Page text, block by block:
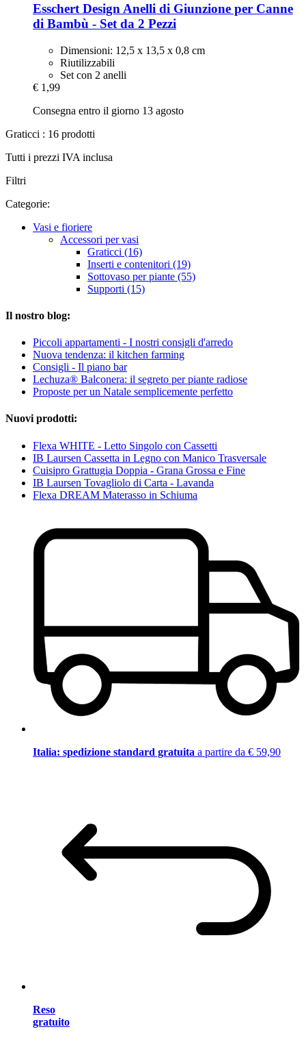
Esschert Design Anelli di Giunzione per Canne
di Bambù -​ Set da 2 Pezzi
Dimensioni: 12,5 x 13,5 x 0,8 cm
Riutilizzabili
Set con 2 anelli
€ 1,99
Consegna entro il giorno 13 agosto
Graticci : 16 prodotti
Tutti i prezzi IVA inclusa
Filtri
Categorie:
Vasi e fioriere
Accessori per vasi
Graticci (16)
Inserti e contenitori (19)
Sottovaso per piante (55)
Supporti (15)
Il nostro blog:
Piccoli appartamenti - I nostri consigli d'arredo
Nuova tendenza: il kitchen farming
Consigli - Il piano bar
Lechuza® Balconera: il segreto per piante radiose
Proposte per un Natale semplicemente perfetto
Nuovi prodotti:
Flexa WHITE - Letto Singolo con Cassetti
IB Laursen Cassetta in Legno con Manico Trasversale
Cuisipro Grattugia Doppia - Grana Grossa e Fine
IB Laursen Tovagliolo di Carta - Lavanda
Flexa DREAM Materasso in Schiuma
Italia: spedizione standard gratuita a partire da € 59,90
Reso
gratuito